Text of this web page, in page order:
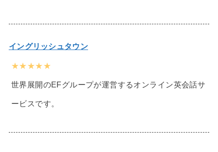
イングリッシュタウン
★★★★★
世界展開のEFグループが運営するオンライン英会話サ
ービスです。